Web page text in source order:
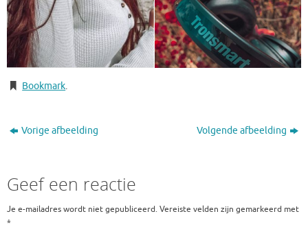
Bookmark.
Vorige afbeelding Volgende afbeelding
Geef een reactie
Je e-mailadres wordt niet gepubliceerd. Vereiste velden zijn gemarkeerd met
*